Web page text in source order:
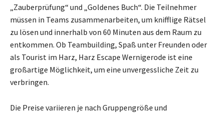
„Zauberprüfung“ und „Goldenes Buch“. Die Teilnehmer
müssen in Teams zusammenarbeiten, um knifflige Rätsel
zu lösen und innerhalb von 60 Minuten aus dem Raum zu
entkommen. Ob Teambuilding, Spaß unter Freunden oder
als Tourist im Harz, Harz Escape Wernigerode ist eine
großartige Möglichkeit, um eine unvergessliche Zeit zu
verbringen.
Die Preise variieren je nach Gruppengröße und